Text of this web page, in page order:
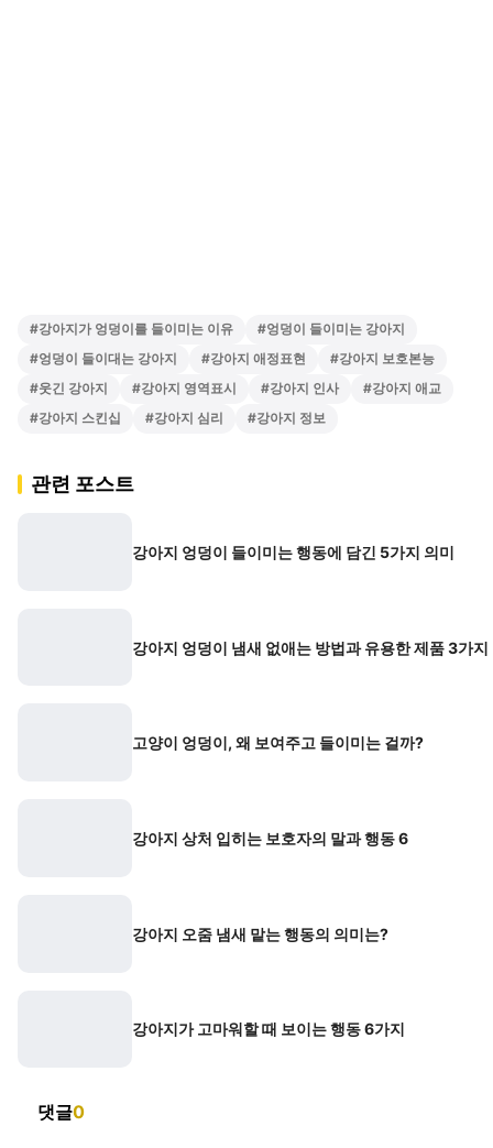
#강아지가 엉덩이를 들이미는 이유 #엉덩이 들이미는 강아지
#엉덩이 들이대는 강아지 #강아지 애정표현 #강아지 보호본능
#웃긴 강아지 #강아지 영역표시 #강아지 인사 #강아지 애교
#강아지 스킨십 #강아지 심리 #강아지 정보
관련 포스트
강아지 엉덩이 들이미는 행동에 담긴 5가지 의미
강아지 엉덩이 냄새 없애는 방법과 유용한 제품 3가지
고양이 엉덩이, 왜 보여주고 들이미는 걸까?
강아지 상처 입히는 보호자의 말과 행동 6
강아지 오줌 냄새 맡는 행동의 의미는?
강아지가 고마워할 때 보이는 행동 6가지
댓글0